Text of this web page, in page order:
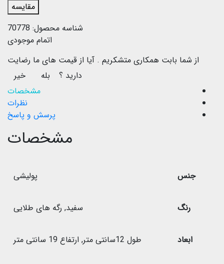
مقایسه
شناسه محصول: 70778
اتمام موجودی
از شما بابت همکاری متشکریم . آیا از قیمت های ما رضایت
دارید ؟
بله
خیر
مشخصات
نظرات
پرسش و پاسخ
مشخصات
جنس پولیشی
رنگ سفید, رگه های طلایی
ابعاد طول 12سانتی متر , ارتفاع 19 سانتی متر